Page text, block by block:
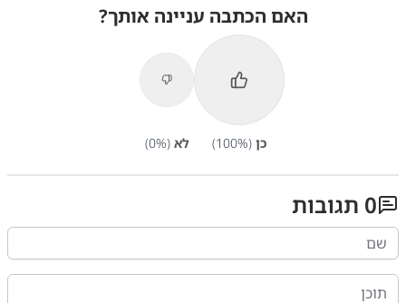
האם הכתבה עניינה אותך?
כן (
100%) לא (
0%)
0 תגובות